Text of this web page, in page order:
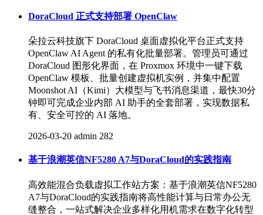
DoraCloud 正式支持部署 OpenClaw
朵拉云科技旗下 DoraCloud 桌面虚拟化平台正式支持
OpenClaw AI Agent 的私有化批量部署。管理员可通过
DoraCloud 图形化界面，在 Proxmox 环境中一键下载
OpenClaw 模板、批量创建虚拟机实例，并集中配置
Moonshot AI（Kimi）大模型与飞书消息渠道，最快30分
钟即可完成企业内部 AI 助手的全套部署，实现数据私
有、安全可控的 AI 落地。
2026-03-20 admin 282
基于浪潮英信NF5280 A7与DoraCloud的实践指南
高效能混合负载虚拟工作站方案：基于浪潮英信NF5280
A7与DoraCloud的实践指南将高性能计算与日常办公无
缝整合，一站式解决企业多样化用机需求在数字化转型